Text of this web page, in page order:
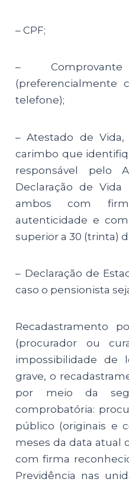
– CPF;
–
(preferencialmente
telefone);
– Atestado de
carimbo que
responsável pelo
Declaração de
ambos com
autenticidade e
superior a 30 (trinta)
– Declaração de
caso o pensionista
Recadastramento
(procurador ou
impossibilidade de
grave, o
por meio da
comprobatória:
público (originais e
meses da data atual
com firma
Previdência nas